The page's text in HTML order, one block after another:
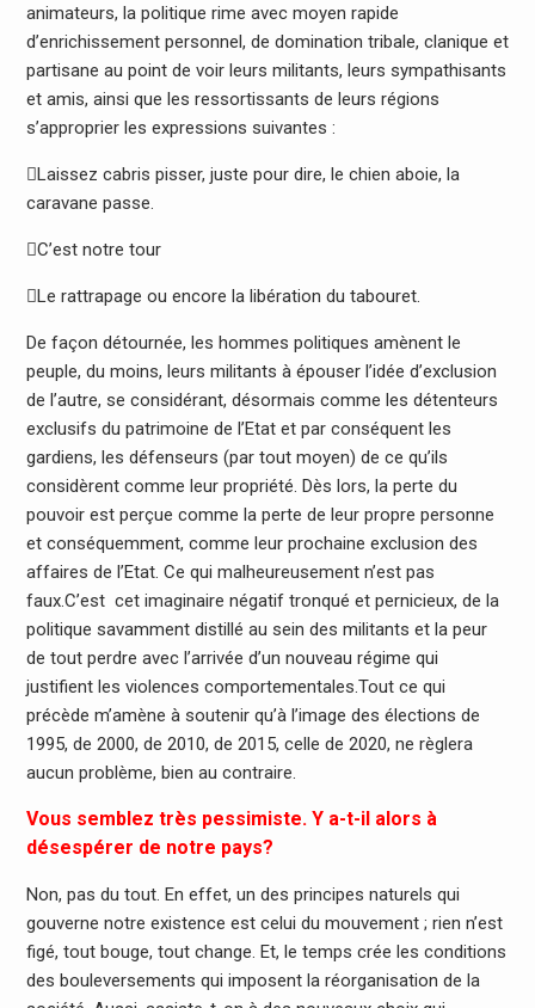
animateurs, la politique rime avec moyen rapide
d’enrichissement personnel, de domination tribale, clanique et
partisane au point de voir leurs militants, leurs sympathisants
et amis, ainsi que les ressortissants de leurs régions
s’approprier les expressions suivantes :
Laissez cabris pisser, juste pour dire, le chien aboie, la
caravane passe.
C’est notre tour
Le rattrapage ou encore la libération du tabouret.
De façon détournée, les hommes politiques amènent le
peuple, du moins, leurs militants à épouser l’idée d’exclusion
de l’autre, se considérant, désormais comme les détenteurs
exclusifs du patrimoine de l’Etat et par conséquent les
gardiens, les défenseurs (par tout moyen) de ce qu’ils
considèrent comme leur propriété. Dès lors, la perte du
pouvoir est perçue comme la perte de leur propre personne
et conséquemment, comme leur prochaine exclusion des
affaires de l’Etat. Ce qui malheureusement n’est pas
faux.C’est cet imaginaire négatif tronqué et pernicieux, de la
politique savamment distillé au sein des militants et la peur
de tout perdre avec l’arrivée d’un nouveau régime qui
justifient les violences comportementales.Tout ce qui
précède m’amène à soutenir qu’à l’image des élections de
1995, de 2000, de 2010, de 2015, celle de 2020, ne règlera
aucun problème, bien au contraire.
Vous semblez très pessimiste. Y a-t-il alors à
désespérer de notre pays?
Non, pas du tout. En effet, un des principes naturels qui
gouverne notre existence est celui du mouvement ; rien n’est
figé, tout bouge, tout change. Et, le temps crée les conditions
des bouleversements qui imposent la réorganisation de la